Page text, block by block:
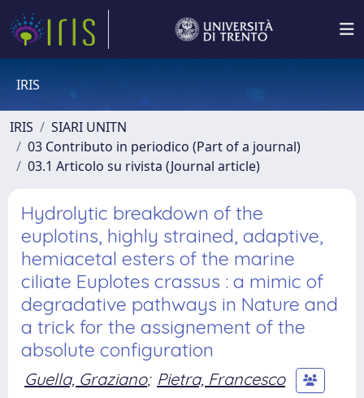
IRIS
IRIS
SIARI UNITN
03 Contributo in periodico (Part of a journal)
03.1 Articolo su rivista (Journal article)
Hydrolytic breakdown of the
euplotins, highly strained, adaptive,
hemiacetal esters of the marine
ciliate Euplotes crassus : a mimic of
degradative pathways in Nature and
a trick for the assignement of the
absolute configuration
Guella, Graziano; Pietra, Francesco